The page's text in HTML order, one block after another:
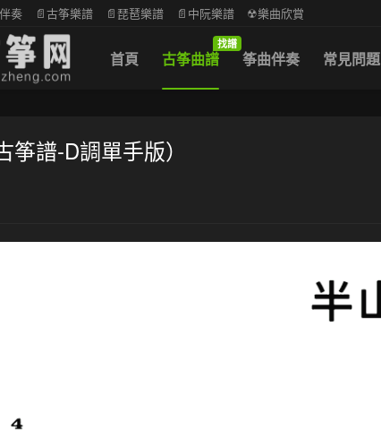
首頁 古筝曲譜
找譜
筝曲伴奏 常見問題
奏 📄古筝樂譜 📄琵琶樂譜 📄中阮樂譜 ☢樂曲欣賞
筝譜-D調單手版）